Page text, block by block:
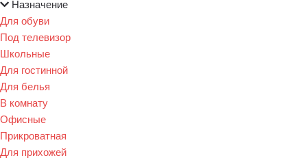
Назначение
Для обуви
Под телевизор
Школьные
Для гостинной
Для белья
В комнату
Офисные
Прикроватная
Для прихожей